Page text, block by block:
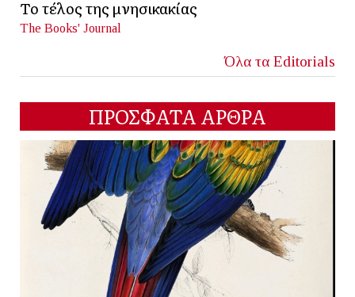
Το τέλος της μνησικακίας
The Books' Journal
Όλα τα Editorials
ΠΡΟΣΦΑΤΑ ΑΡΘΡΑ